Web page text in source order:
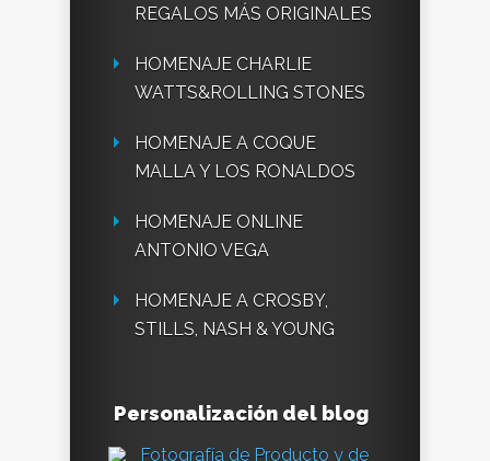
REGALOS MÁS ORIGINALES
HOMENAJE CHARLIE
WATTS&ROLLING STONES
HOMENAJE A COQUE
MALLA Y LOS RONALDOS
HOMENAJE ONLINE
ANTONIO VEGA
HOMENAJE A CROSBY,
STILLS, NASH & YOUNG
Personalización del blog